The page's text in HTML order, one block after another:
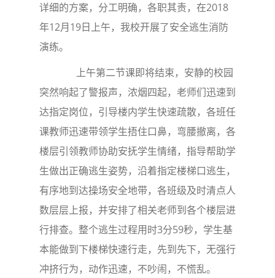
详细的方案，分工明确，各职其责，在2018
年12月19日上午，我校开展了安全逃生消防
演练。
上午第二节课即将结束，安静的校园
突然响起了警报声，浓烟四起，老师们迅速到
达指定岗位，引导楼内学生快速疏散，各班任
课教师迅速带领学生捂住口鼻，弯腰撤离，各
楼层引领教师协助安抚学生情绪，指导帮助学
生做出正确逃生姿势，沿着指定楼梯口逃生，
有序地到达操场安全地带，各班级及时清点人
数层层上报，并安排了相关老师到各个楼层进
行排查。整个逃生过程用时3分59秒，学生基
本能做到下楼梯快速行走，先到先下，无强行
冲挤行为，动作迅速，不吵闹，不慌乱。